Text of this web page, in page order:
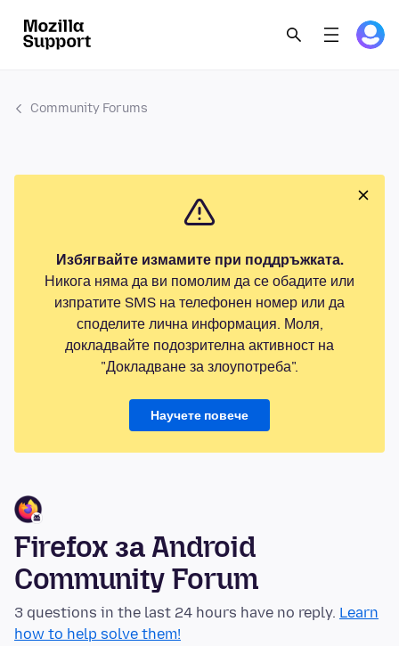
Community Forums
Избягвайте измамите при поддръжката.
Никога няма да ви помолим да се обадите или
изпратите SMS на телефонен номер или да
споделите лична информация. Моля,
докладвайте подозрителна активност на
"Докладване за злоупотреба".
Научете повече
Firefox за Android
Community Forum
3 questions in the last 24 hours have no reply. Learn
how to help solve them!